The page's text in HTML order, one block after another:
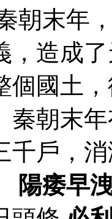
朝末年
，造成
個國土
秦朝末
千戶，
陽痿早